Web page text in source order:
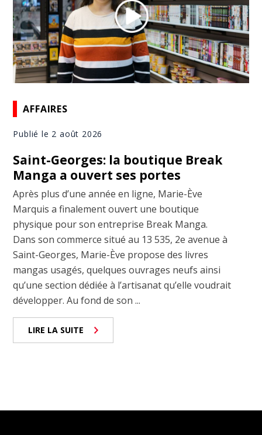
AFFAIRES
Publié le 2 août 2026
Saint-Georges: la boutique Break
Manga a ouvert ses portes
Après plus d’une année en ligne, Marie-Ève
Marquis a finalement ouvert une boutique
physique pour son entreprise Break Manga.
Dans son commerce situé au 13 535, 2e avenue à
Saint-Georges, Marie-Ève propose des livres
mangas usagés, quelques ouvrages neufs ainsi
qu’une section dédiée à l’artisanat qu’elle voudrait
développer. Au fond de son ...
LIRE LA SUITE